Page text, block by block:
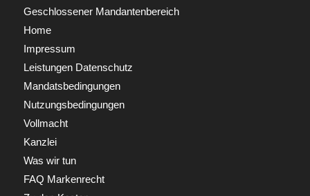
Geschlossener Mandantenbereich
Home
Impressum
Leistungen Datenschutz
Mandatsbedingungen
Nutzungsbedingungen
Vollmacht
Kanzlei
Was wir tun
FAQ Markenrecht